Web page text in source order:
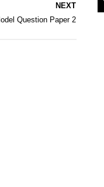
NEXT
Question Paper 2